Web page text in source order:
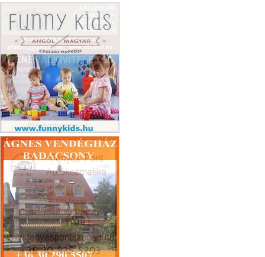
Molnár János
Funnykids családi napközi